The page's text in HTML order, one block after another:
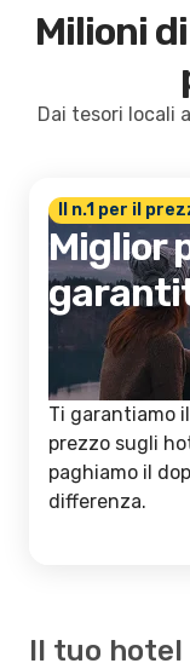
Milioni
Dai tesori locali
Il n.1 per il
Miglior
Ti garantiamo
prezzo sugli
paghiamo il
differenza.
Il tuo hotel